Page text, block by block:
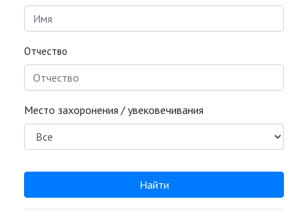
Отчество
Место захоронения / увековечивания
Найти